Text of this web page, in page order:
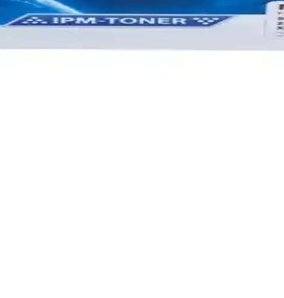
ve Yüksek Kapasiteli Baskı Çözümü
toner ile ofis ve ev kullanımı için ekonomik ve yüksek verimli baskı